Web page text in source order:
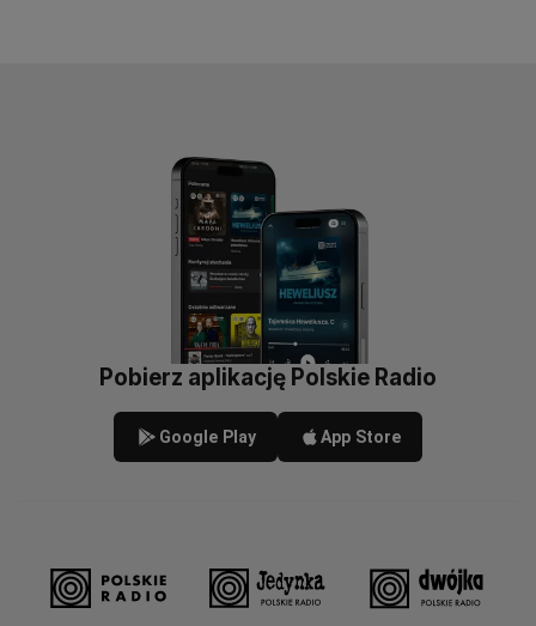
Pobierz aplikację Polskie Radio
Google Play App Store